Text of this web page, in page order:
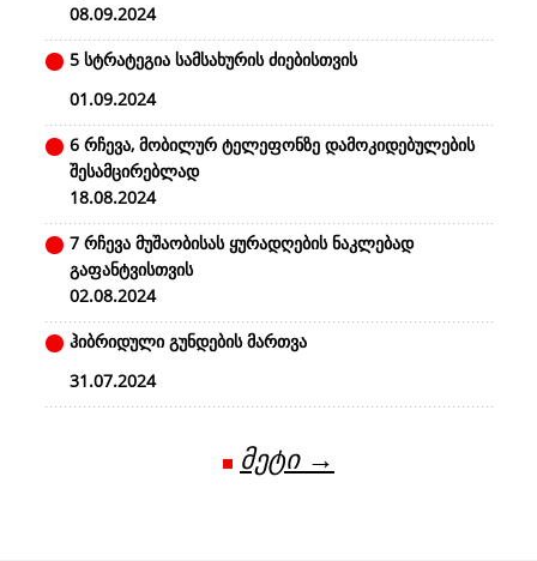
08.09.2024
5 სტრატეგია სამსახურის ძიებისთვის
01.09.2024
6 რჩევა, მობილურ ტელეფონზე დამოკიდებულების
შესამცირებლად
18.08.2024
7 რჩევა მუშაობისას ყურადღების ნაკლებად
გაფანტვისთვის
02.08.2024
ჰიბრიდული გუნდების მართვა
31.07.2024
მეტი →